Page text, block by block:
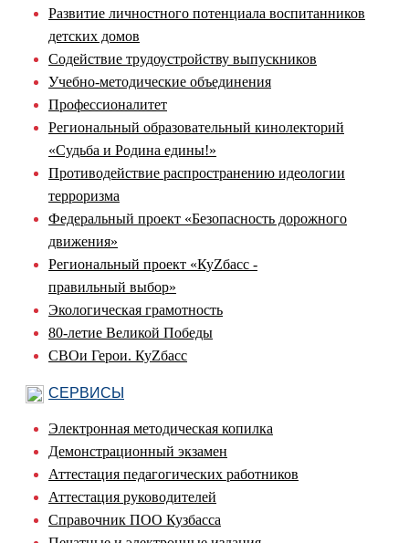
Развитие личностного потенциала воспитанников
детских домов
Содействие трудоустройству выпускников
Учебно-методические объединения
Профессионалитет
Региональный образовательный кинолекторий
«Судьба и Родина едины!»
Противодействие распространению идеологии
терроризма
Федеральный проект «Безопасность дорожного
движения»
Региональный проект «КуZбасс -
правильный выбор»
Экологическая грамотность
80-летие Великой Победы
СВОи Герои. КуZбасс
СЕРВИСЫ
Электронная методическая копилка
Демонстрационный экзамен
Аттестация педагогических работников
Аттестация руководителей
Справочник ПОО Кузбасса